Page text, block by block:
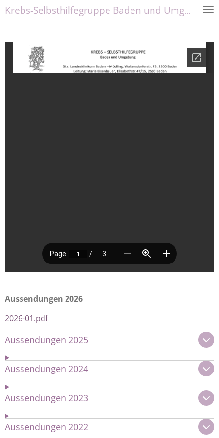
Zum
Krebs-Selbsthilfegruppe Baden und Umgebung
Aussendungen 2026
2026-01.pdf
Aussendungen 2025
Aussendungen 2024
Aussendungen 2023
Aussendungen 2022